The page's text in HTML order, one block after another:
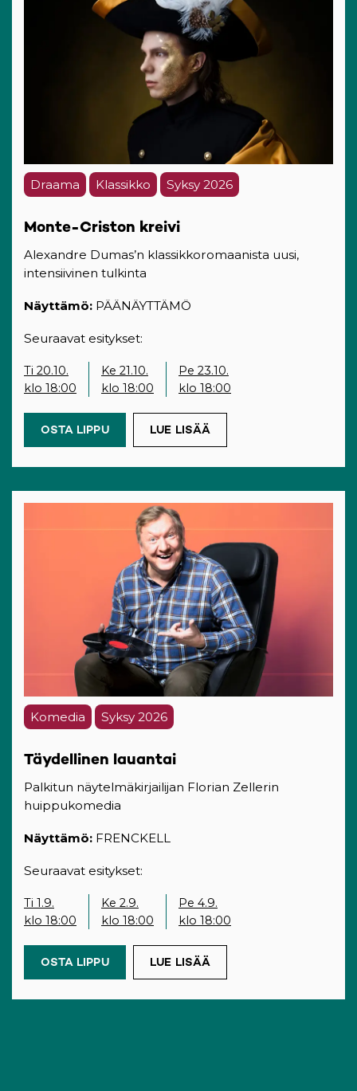
Draama Klassikko Syksy 2026
Monte-Criston kreivi
Alexandre Dumas’n klassikkoromaanista uusi,
intensiivinen tulkinta
Näyttämö: PÄÄNÄYTTÄMÖ
Seuraavat esitykset:
Ti 20.10.
klo 18:00
Ke 21.10.
klo 18:00
Pe 23.10.
klo 18:00
OSTA LIPPU(OPENS IN A NEW TAB)
LUE LISÄÄ
Komedia Syksy 2026
Täydellinen lauantai
Palkitun näytelmäkirjailijan Florian Zellerin
huippukomedia
Näyttämö: FRENCKELL
Seuraavat esitykset:
Ti 1.9.
klo 18:00
Ke 2.9.
klo 18:00
Pe 4.9.
klo 18:00
OSTA LIPPU(OPENS IN A NEW TAB)
LUE LISÄÄ